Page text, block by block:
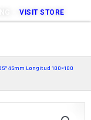
–VISIT STORE
45mm Longitud 100×100